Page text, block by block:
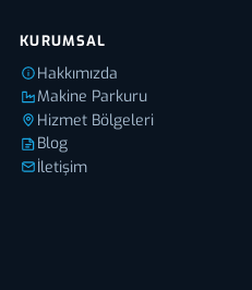
KURUMSAL
Hakkımızda
Makine Parkuru
Hizmet Bölgeleri
Blog
İletişim